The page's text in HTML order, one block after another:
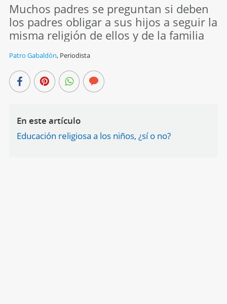
Muchos padres se preguntan si deben
los padres obligar a sus hijos a seguir la
misma religión de ellos y de la familia
Patro Gabaldón, Periodista
En este artículo
Educación religiosa a los niños, ¿sí o no?